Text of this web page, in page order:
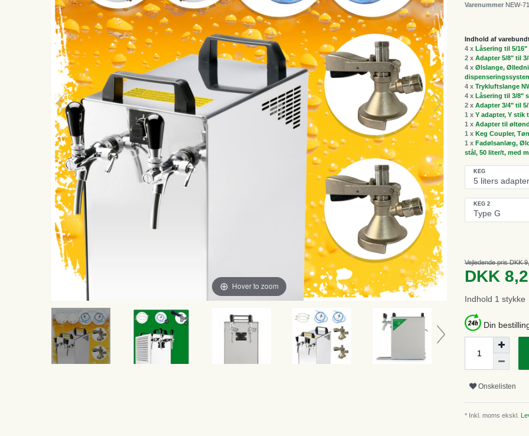
Hover to zoom
Varenummer NEW-
Indhold af
4 x Låsering til 5/
2 x Adapter 5/8" til
4 x Ølslange,
4 x Trykluftslange
4 x Låsering til 3/8"
2 x Adapter 3/4" til
1 x Y adapter, Y stik
1 x Adapter til
1 x Keg Coupler,
1 x Fadølsanlæg,
stål, 50 liter/t, med
KEG
KEG 2
Vejledende pris DKK
DKK
Indhold 1 stykke
Din
Onskelisten
* Inkl. moms ekskl.